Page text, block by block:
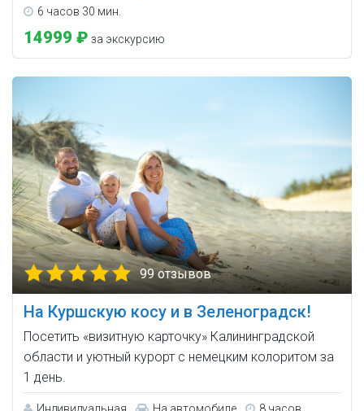
6 часов 30 мин.
14999 ₽ за экскурсию
99 отзывов
На Куршскую косу и в Зеленоградск!
Посетить «визитную карточку» Калининградской
области и уютный курорт с немецким колоритом за
1 день.